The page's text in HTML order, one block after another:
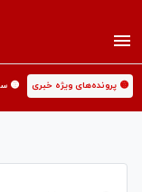
🟡 پرونده‌های ویژه خبری 🟡